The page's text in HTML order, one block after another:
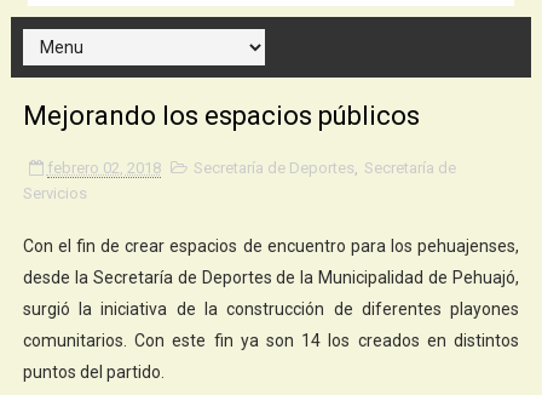
Mejorando los espacios públicos
febrero 02, 2018 Secretaría de Deportes
Secretaría de
Servicios
Con el fin de crear espacios de encuentro para los pehuajenses,
desde la Secretaría de Deportes de la Municipalidad de Pehuajó,
surgió la iniciativa de la construcción de diferentes playones
comunitarios. Con este fin ya son 14 los creados en distintos
puntos del partido.